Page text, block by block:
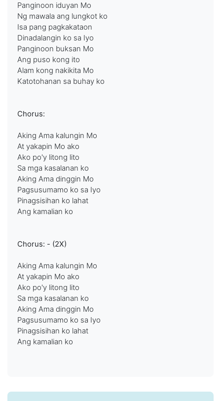
Panginoon iduyan Mo
Ng mawala ang lungkot ko
Isa pang pagkakataon
Dinadalangin ko sa Iyo
Panginoon buksan Mo
Ang puso kong ito
Alam kong nakikita Mo
Katotohanan sa buhay ko
Chorus:
Aking Ama kalungin Mo
At yakapin Mo ako
Ako po'y litong lito
Sa mga kasalanan ko
Aking Ama dinggin Mo
Pagsusumamo ko sa Iyo
Pinagsisihan ko lahat
Ang kamalian ko
Chorus: - (2X)
Aking Ama kalungin Mo
At yakapin Mo ako
Ako po'y litong lito
Sa mga kasalanan ko
Aking Ama dinggin Mo
Pagsusumamo ko sa Iyo
Pinagsisihan ko lahat
Ang kamalian ko